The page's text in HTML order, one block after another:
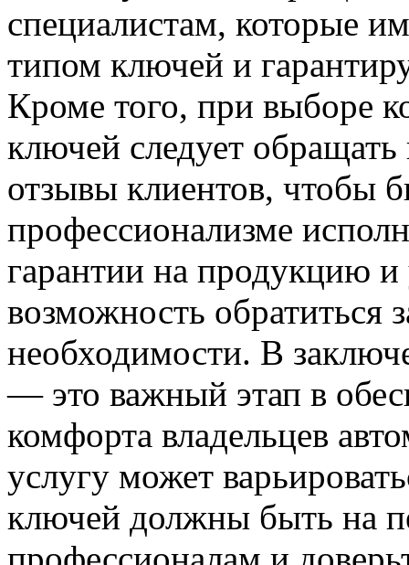
специалистам, которые
типом ключей и
Кроме того, при выборе
ключей следует
отзывы клиентов, чтобы
профессионализме
гарантии на продукцию
возможность обратиться
необходимости. В
— это важный этап в
комфорта владельцев
услугу может
ключей должны быть на